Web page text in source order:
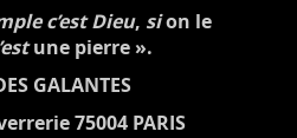
c’est Dieu, sion le
une pierre ».
GALANTES
75004 PARIS